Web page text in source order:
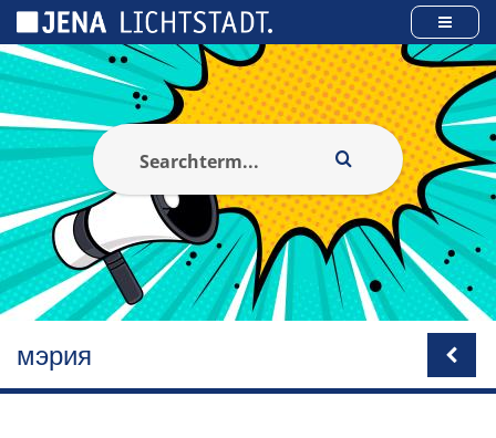
мэрия
Панель управления cookies